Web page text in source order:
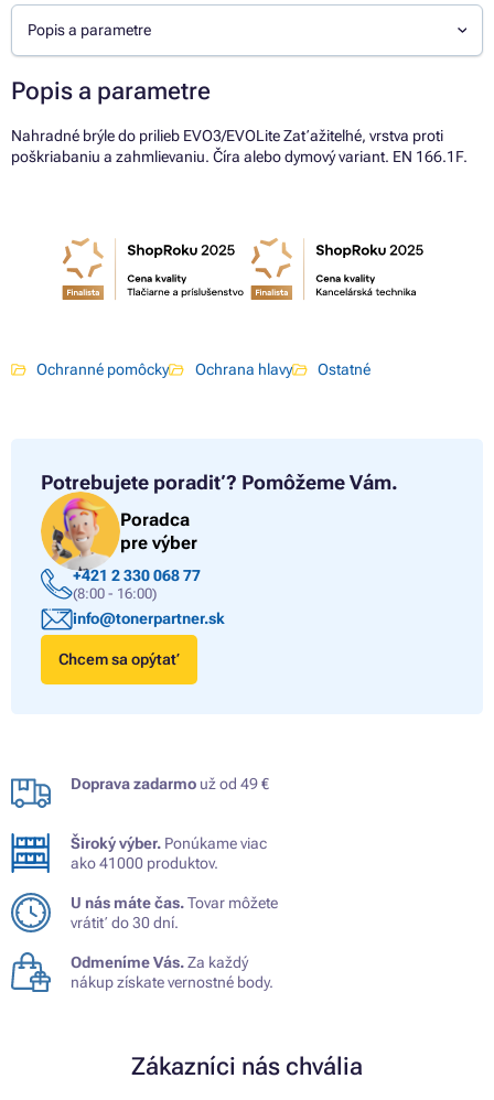
Popis a parametre
Popis a parametre
Nahradné brýle do prilieb EVO3/EVOLite Zaťažiteľné, vrstva proti
poškriabaniu a zahmlievaniu. Číra alebo dymový variant. EN 166.1F.
Ochranné pomôcky Ochrana hlavy Ostatné
Potrebujete poradiť? Pomôžeme Vám.
Poradca
pre výber
+421 2 330 068 77
(8:00 - 16:00)
info@tonerpartner.sk
Chcem sa opýtať
Doprava zadarmo už od 49 €
Široký výber. Ponúkame viac
ako 41000 produktov.
U nás máte čas.Tovar môžete
vrátiť do 30 dní.
Odmeníme Vás.Za každý
nákup získate vernostné body.
Zákazníci nás chvália